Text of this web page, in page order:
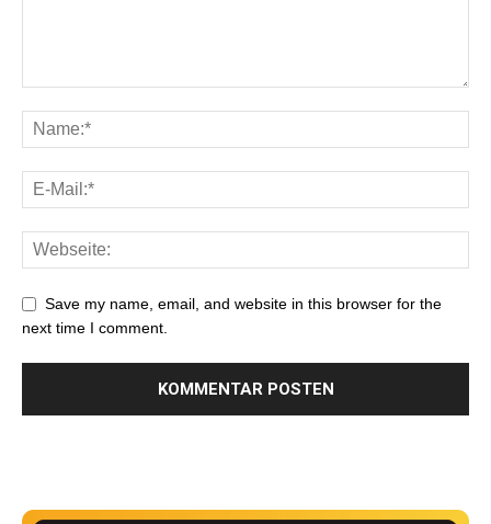
Save my name, email, and website in this browser for the
next time I comment.